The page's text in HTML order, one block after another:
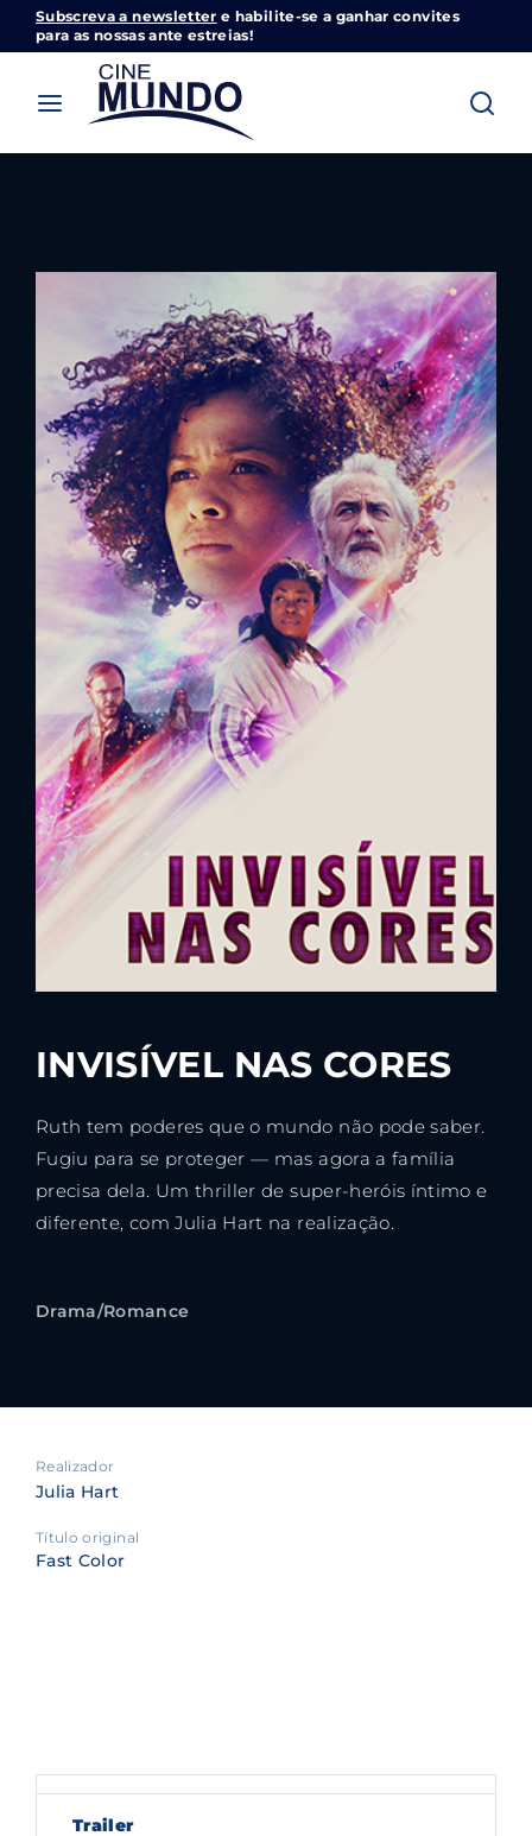
Subscreva a newsletter e habilite-se a ganhar convites
para as nossas ante estreias!
INVISÍVEL NAS CORES
Ruth tem poderes que o mundo não pode saber.
Fugiu para se proteger — mas agora a família
precisa dela. Um thriller de super-heróis íntimo e
diferente, com Julia Hart na realização.
Drama/Romance
Realizador
Julia Hart
Título original
Fast Color
Trailer
Cinemundo – Onde O Cinema Acontece
Login
SIGN IN
Remember Me
Lost Your Password?
By signing in, you agree toour terms and
conditionsand ourprivacy policy.